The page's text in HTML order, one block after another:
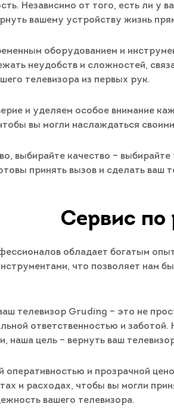
Независимо от того, есть ли у
вашему устройству жизнь
оборудованием и
неудобств и сложностей,
телевизора из первых рук.
и уделяем особое внимание
вы могли наслаждаться
выбирайте качество –
принять вызов и сделать
Сервис по
обладает богатым
что позволяет нам
телевизор Gruding – это не
ответственностью и
наша цель – вернуть ваш
оперативностью и прозрачной
и расходах, чтобы вы могли
вашего телевизора.